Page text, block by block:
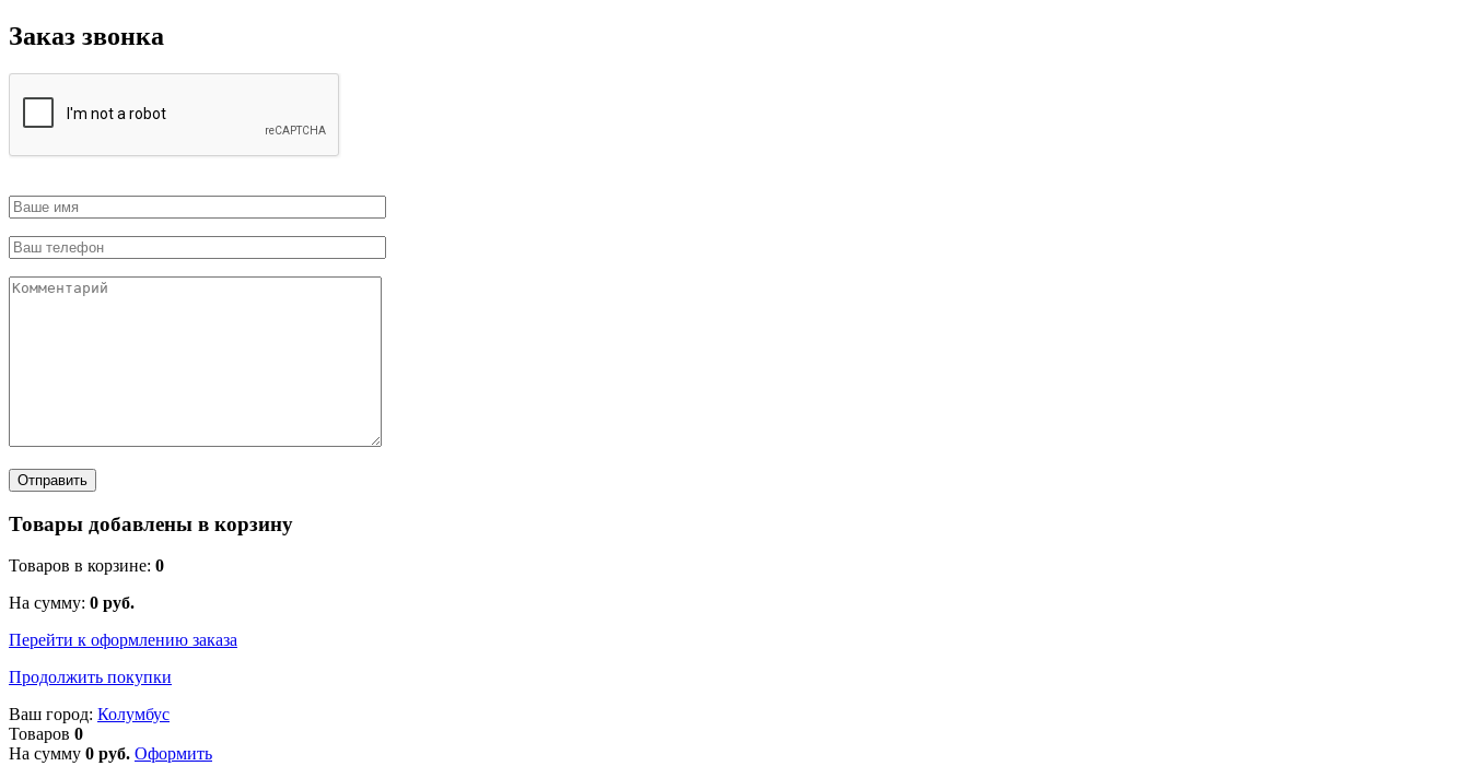
Заказ звонка
Товары добавлены в корзину
Товаров в корзине: 0
На сумму: 0 руб.
Перейти к оформлению заказа
Продолжить покупки
Ваш город: Колумбус
Товаров 0
На сумму 0 руб. Оформить